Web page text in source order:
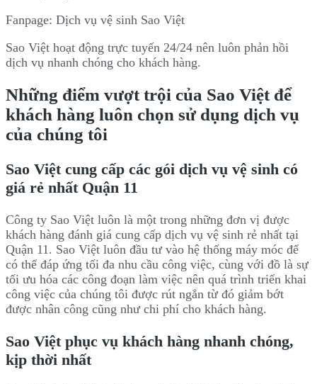
Fanpage: Dịch vụ vệ sinh Sao Việt
Sao Việt hoạt động trực tuyến 24/24 nên luôn phản hồi
dịch vụ nhanh chóng cho khách hàng.
Những điểm vượt trội của Sao Việt để
khách hàng luôn chọn sử dụng dịch vụ
của chúng tôi
Sao Việt cung cấp các gói dịch vụ vệ sinh có
giá rẻ nhất Quận 11
Công ty Sao Việt luôn là một trong những đơn vị được
khách hàng đánh giá cung cấp dịch vụ vệ sinh rẻ nhất tại
Quận 11. Sao Việt luôn đầu tư vào hệ thống máy móc để
có thể đáp ứng tối đa nhu cầu công việc, cùng với đồ là sự
tối ưu hóa các công đoạn làm việc nên quá trình triển khai
công việc của chúng tôi được rút ngắn từ đó giảm bớt
được nhân công cũng như chi phí cho khách hàng.
Sao Việt phục vụ khách hàng nhanh chóng,
kịp thời nhất